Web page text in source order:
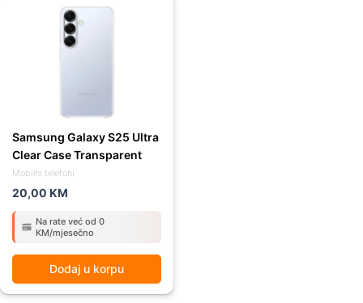
Mobilni telefoni
Samsung Galaxy S25 Ultra
Clear Case Transparent
20,00 KM
Na rate već od 0
KM/mjesečno
Dodaj u korpu